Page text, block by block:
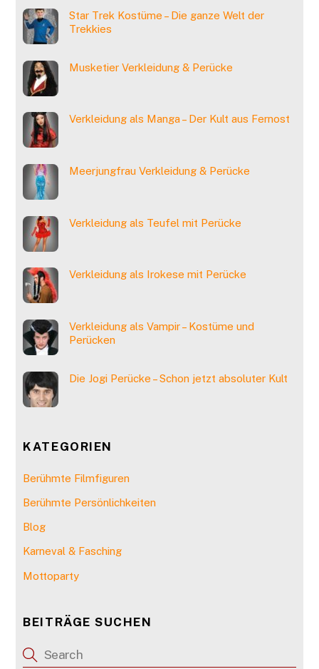
Star Trek Kostüme – Die ganze Welt der
Trekkies
Musketier Verkleidung & Perücke
Verkleidung als Manga – Der Kult aus Fernost
Meerjungfrau Verkleidung & Perücke
Verkleidung als Teufel mit Perücke
Verkleidung als Irokese mit Perücke
Verkleidung als Vampir – Kostüme und
Perücken
Die Jogi Perücke – Schon jetzt absoluter Kult
KATEGORIEN
Berühmte Filmfiguren
Berühmte Persönlichkeiten
Blog
Karneval & Fasching
Mottoparty
BEITRÄGE SUCHEN